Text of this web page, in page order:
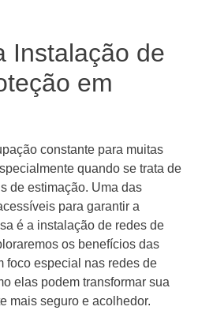
Instalação de
em
constante para muitas
quando se trata de
de estimação. Uma das
para garantir a
é a instalação de redes de
os benefícios das
foco especial nas redes de
elas podem transformar sua
mais seguro e acolhedor.